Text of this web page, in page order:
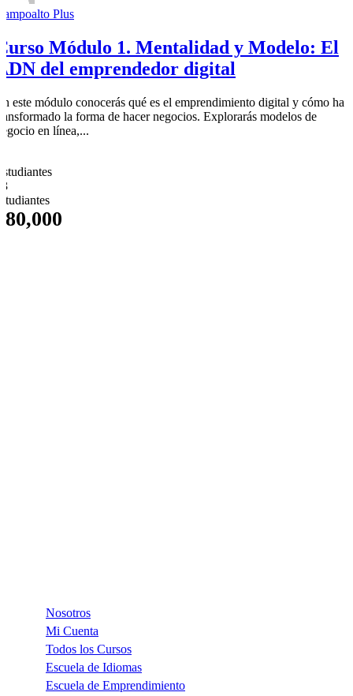
Plus
Módulo 1. Mentalidad y Modelo: El
del emprendedor digital
este módulo conocerás qué es el emprendimiento digital y cómo ha
la forma de hacer negocios. Explorarás modelos de
en línea,...
Nosotros
Mi Cuenta
Todos los Cursos
Escuela de Idiomas
Escuela de Emprendimiento